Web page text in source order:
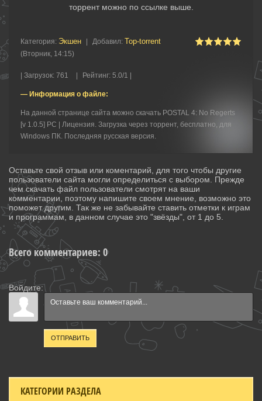
торрент можно по ссылке выше.
Категория: Экшен Добавил: Top-torrent
(Вторник, 14:15)
Загрузок: 761 Рейтинг: 5.0/1 |
— Информация о файле:
На данной странице сайта можно скачать POSTAL 4: No Regerts
[v 1.0.5] PC | Лицензия. Загрузка через торрент, бесплатно, для
Windows ПК. Последняя русская версия.
Оставьте свой отзыв или коментарий, для того чтобы другие
пользователи сайта могли определиться с выбором. Прежде
чем скачать файл пользователи смотрят на ваши
комментарии, поэтому напишите своем мнение, возможно это
поможет другим. Так же не забывайте ставить отметки к играм
и программам, в данном случае это "звёзды", от 1 до 5.
Всего комментариев: 0
Войдите:
ОТПРАВИТЬ
КАТЕГОРИИ РАЗДЕЛА